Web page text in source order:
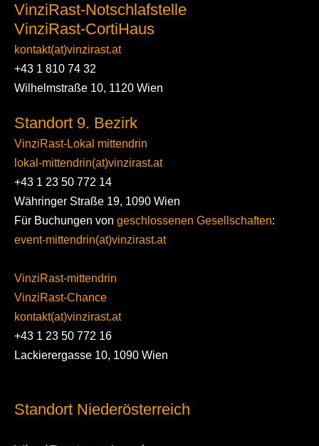
VinziRast-Notschlafstelle
VinziRast-CortiHaus
kontakt(at)vinzirast.at
+43 1 810 74 32
Wilhelmstraße 10, 1120 Wien
Standort 9. Bezirk
VinziRast-Lokal mittendrin
lokal-mittendrin(at)vinzirast.at
+43 1 23 50 772 14
Währinger Straße 19, 1090 Wien
Für Buchungen von geschlossenen Gesellschaften:
event-mittendrin(at)vinzirast.at
VinziRast-mittendrin
VinziRast-Chance
kontakt(at)vinzirast.at
+43 1 23 50 772 16
Lackierergasse 10, 1090 Wien
Standort Niederösterreich